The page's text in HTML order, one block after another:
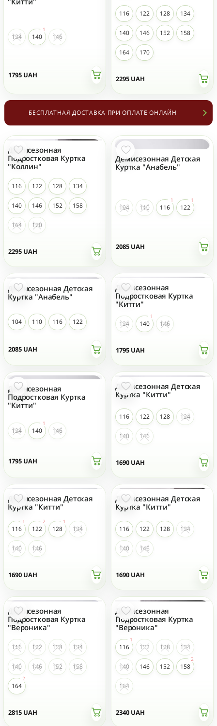
1795 UAH
134 140 146
2295 UAH
116 122 128 134
140 146 152 158
164 170
БЕСПЛАТНАЯ ДОСТАВКА ПРИ ОПЛАТЕ ОНЛАЙН
2295 UAH
Демисезонная
Подростковая Куртка
"Коллин"
116 122 128 134
140 146 152 158
164 170
2085 UAH
Демисезонная Детская
Куртка "Анабель"
104 110 116 122
2085 UAH
Демисезонная Детская
Куртка "Анабель"
104 110 116 122
1795 UAH
Демисезонная
Подростковая Куртка
"Китти"
134 140 146
1795 UAH
Демисезонная
Подростковая Куртка
"Китти"
134 140 146
1690 UAH
Демисезонная Детская
Куртка "Китти"
116 122 128 134
140 146
1690 UAH
Демисезонная Детская
Куртка "Китти"
116 122 128 134
140 146
1690 UAH
Демисезонная Детская
Куртка "Китти"
116 122 128 134
140 146
2815 UAH
Демисезонная
Подростковая Куртка
"Вероника"
116 122 128 134
140 146 152 158
164
2340 UAH
Демисезонная
Подростковая Куртка
"Вероника"
116 122 128 134
140 146 152 158
164